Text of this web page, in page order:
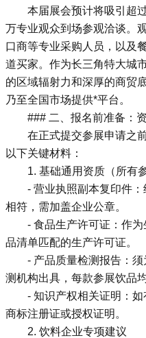
本届展会预计将吸引超
万专业观众到场参观洽谈。
口商等专业采购人员，以及
道买家。作为长三角特大城
的区域辐射力和深厚的商贸
乃至全国市场提供*平台。
### 二、报名前准备：
在正式提交参展申请之
以下关键材料：
1. 基础通用资质（所有
- 营业执照副本复印件：
相符，需加盖企业公章。
- 食品生产许可证：作
品清单匹配的生产许可证。
- 产品质量检测报告：
测机构出具，每款参展饮品
- 知识产权相关证明：
商标注册证或授权证明。
2. 饮料企业专项建议